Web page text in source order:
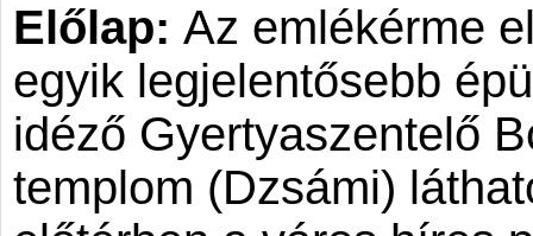
Előlap: Az emlékérme
egyik legjelentősebb
idéző Gyertyaszentelő
templom (Dzsámi)